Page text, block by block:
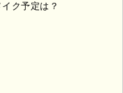
ク予定は？